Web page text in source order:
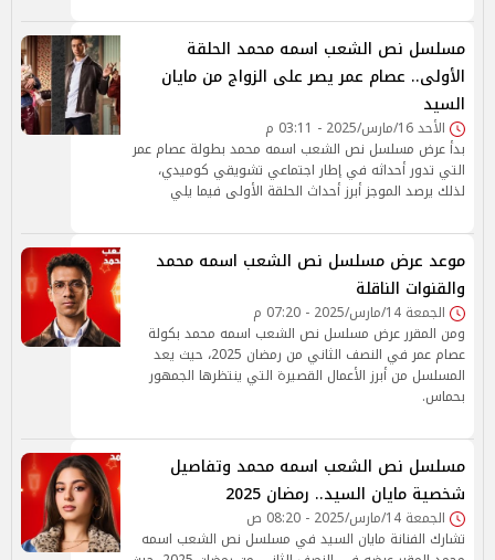
مسلسل نص الشعب اسمه محمد الحلقة
الأولى.. عصام عمر يصر على الزواج من مايان
السيد
الأحد 16/مارس/2025 - 03:11 م
بدأ عرض مسلسل نص الشعب اسمه محمد بطولة عصام عمر
التي تدور أحداثه في إطار اجتماعي تشويقي كوميدي،
لذلك يرصد الموجز أبرز أحداث الحلقة الأولى فيما يلي
موعد عرض مسلسل نص الشعب اسمه محمد
والقنوات الناقلة
الجمعة 14/مارس/2025 - 07:20 م
ومن المقرر عرض مسلسل نص الشعب اسمه محمد بكولة
عصام عمر في النصف الثاني من رمضان 2025، حيث يعد
المسلسل من أبرز الأعمال القصيرة التي ينتظرها الجمهور
بحماس.
مسلسل نص الشعب اسمه محمد وتفاصيل
شخصية مايان السيد.. رمضان 2025
الجمعة 14/مارس/2025 - 08:20 ص
تشارك الفنانة مايان السيد في مسلسل نص الشعب اسمه